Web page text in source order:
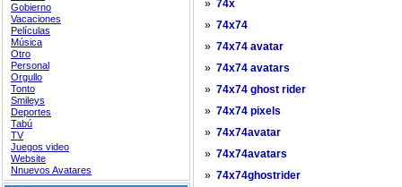
Gobierno
Vacaciones
Películas
Música
Otro
Personal
Orgullo
Tonto
Smileys
Deportes
Tabú
TV
Juegos video
Website
Nnuevos Avatares
» 74x
» 74x74
» 74x74 avatar
» 74x74 avatars
» 74x74 ghost rider
» 74x74 pixels
» 74x74avatar
» 74x74avatars
» 74x74ghostrider